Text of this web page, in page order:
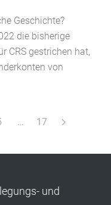
Geschichte?
die bisherige
CRS gestrichen hat,
von
… 17
und